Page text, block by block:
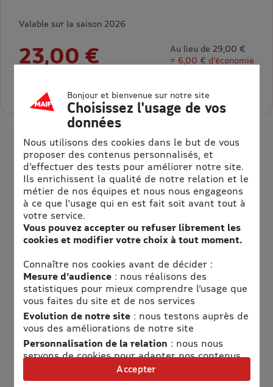
Valable sur la saison 2026
23,00 €
Au lieu de 29,00 €
= 6,00 € d’économie
Adresse
Atlantic Toboggan
42 Av. des Becs
85270 Saint-Hilaire-de-Riez
Bonjour et bienvenue sur notre site
Choisissez l'usage de vos
données
Nous utilisons des cookies dans le but de vous
proposer des contenus personnalisés, et
d'effectuer des tests pour améliorer notre site.
Ils enrichissent la qualité de notre relation et le
métier de nos équipes et nous nous engageons
à ce que l'usage qui en est fait soit avant tout à
votre service.
Vous pouvez accepter ou refuser librement les
cookies et modifier votre choix à tout moment.
Connaître nos cookies avant de décider :
Mesure d’audience: nous réalisons des
statistiques pour mieux comprendre l’usage que
vous faites du site et de nos services
Evolution de notre site: nous testons auprès de
vous des améliorations de notre site
Personnalisation de la relation : nous nous
servons de cookies pour adapter nos contenus
et personnaliser nos offres
Univers publicitaire: nous utilisons avec nos
Accepter